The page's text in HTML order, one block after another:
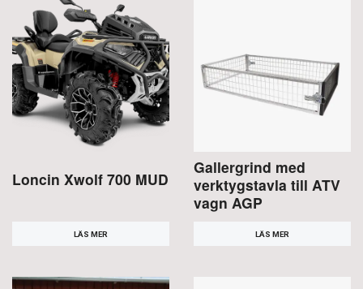
Loncin Xwolf 700 MUD
LÄS MER
Gallergrind med
verktygstavla till ATV
vagn AGP
LÄS MER